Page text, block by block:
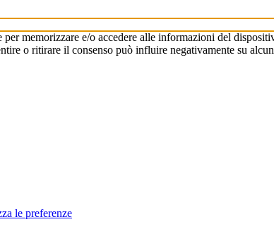
memorizzare e/o accedere alle informazioni del
o ritirare il consenso può influire negativamente su
le preferenze